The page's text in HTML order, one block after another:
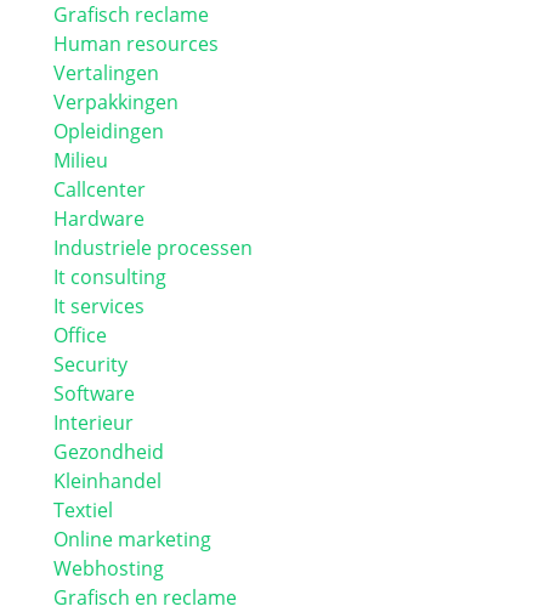
Grafisch reclame
Human resources
Vertalingen
Verpakkingen
Opleidingen
Milieu
Callcenter
Hardware
Industriele processen
It consulting
It services
Office
Security
Software
Interieur
Gezondheid
Kleinhandel
Textiel
Online marketing
Webhosting
Grafisch en reclame